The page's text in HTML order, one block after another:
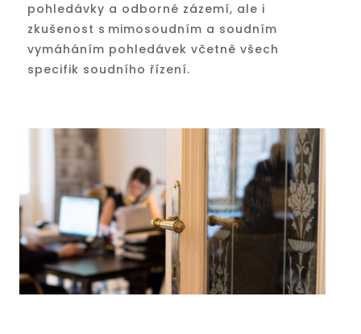
pohledávky a odborné zázemí, ale i
zkušenost s mimosoudním a soudním
vymáháním pohledávek včetně všech
specifik soudního řízení.